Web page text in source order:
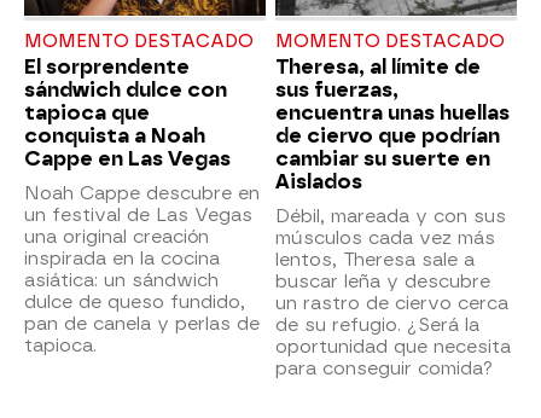
MOMENTO DESTACADO
El sorprendente
sándwich dulce con
tapioca que
conquista a Noah
Cappe en Las Vegas
Noah Cappe descubre en
un festival de Las Vegas
una original creación
inspirada en la cocina
asiática: un sándwich
dulce de queso fundido,
pan de canela y perlas de
tapioca.
MOMENTO DESTACADO
Theresa, al límite de
sus fuerzas,
encuentra unas huellas
de ciervo que podrían
cambiar su suerte en
Aislados
Débil, mareada y con sus
músculos cada vez más
lentos, Theresa sale a
buscar leña y descubre
un rastro de ciervo cerca
de su refugio. ¿Será la
oportunidad que necesita
para conseguir comida?